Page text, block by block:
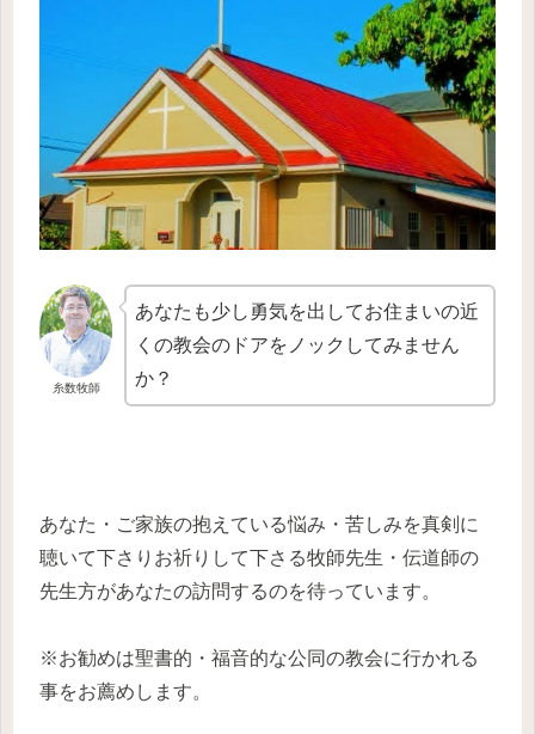
糸数牧師
あなたも少し勇気を出してお住まいの近
くの教会のドアをノックしてみません
か？
あなた・ご家族の抱えている悩み・苦しみを真剣に
聴いて下さりお祈りして下さる牧師先生・伝道師の
先生方があなたの訪問するのを待っています。
※お勧めは聖書的・福音的な公同の教会に行かれる
事をお薦めします。